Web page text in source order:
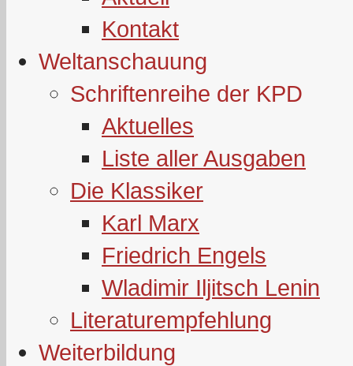
Kontakt
Weltanschauung
Schriftenreihe der KPD
Aktuelles
Liste aller Ausgaben
Die Klassiker
Karl Marx
Friedrich Engels
Wladimir Iljitsch Lenin
Literaturempfehlung
Weiterbildung